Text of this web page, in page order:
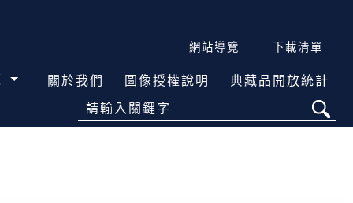
網站導覽 下載清單
關於我們 圖像授權說明 典藏品開放統計
請輸入關鍵字